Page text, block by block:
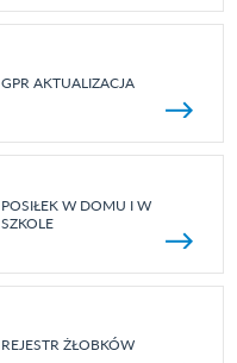
GPR AKTUALIZACJA
POSIŁEK W DOMU I W
SZKOLE
REJESTR ŻŁOBKÓW